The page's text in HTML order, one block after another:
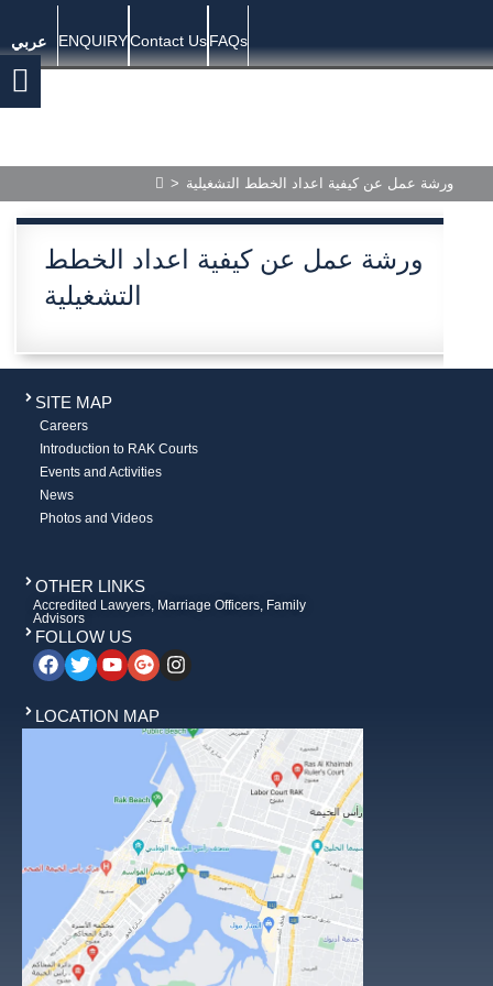
عربي ENQUIRYContact UsFAQs
> ورشة عمل عن كيفية اعداد الخطط التشغيلية
ورشة عمل عن كيفية اعداد الخطط
التشغيلية
SITE MAP
Careers
Introduction to RAK Courts
Events and Activities
News
Photos and Videos
OTHER LINKS
Accredited Lawyers, Marriage Officers, Family
Advisors
FOLLOW US
LOCATION MAP